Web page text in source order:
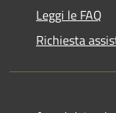
Leggi le FAQ
Richiesta